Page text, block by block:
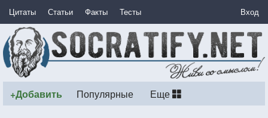
Цитаты Статьи Факты Тесты Вход
+Добавить Популярные Еще